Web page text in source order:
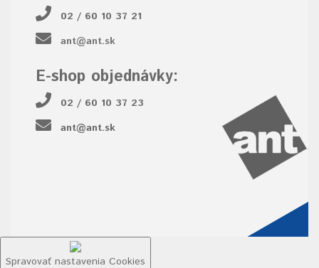
02 / 60 10 37 21
ant@ant.sk
E-shop objednávky:
02 / 60 10 37 23
ant@ant.sk
Spravovať nastavenia Cookies